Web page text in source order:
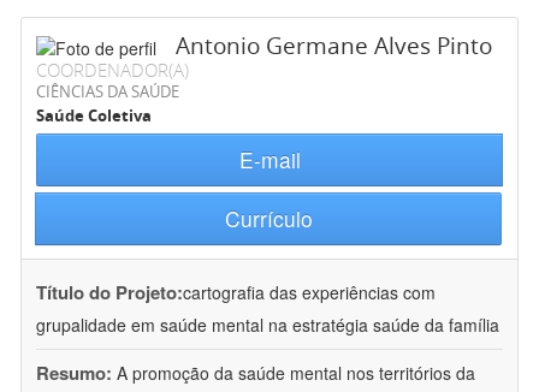
Antonio Germane Alves Pinto
COORDENADOR(A)
CIÊNCIAS DA SAÚDE
Saúde Coletiva
E-mail
Currículo
Título do Projeto:cartografia das experiências com
grupalidade em saúde mental na estratégia saúde da família
Resumo: A promoção da saúde mental nos territórios da